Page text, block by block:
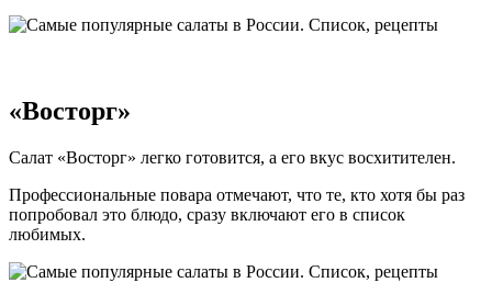
«Восторг»
Салат «Восторг» легко готовится, а его вкус восхитителен.
Профессиональные повара отмечают, что те, кто хотя бы раз
попробовал это блюдо, сразу включают его в список
любимых.